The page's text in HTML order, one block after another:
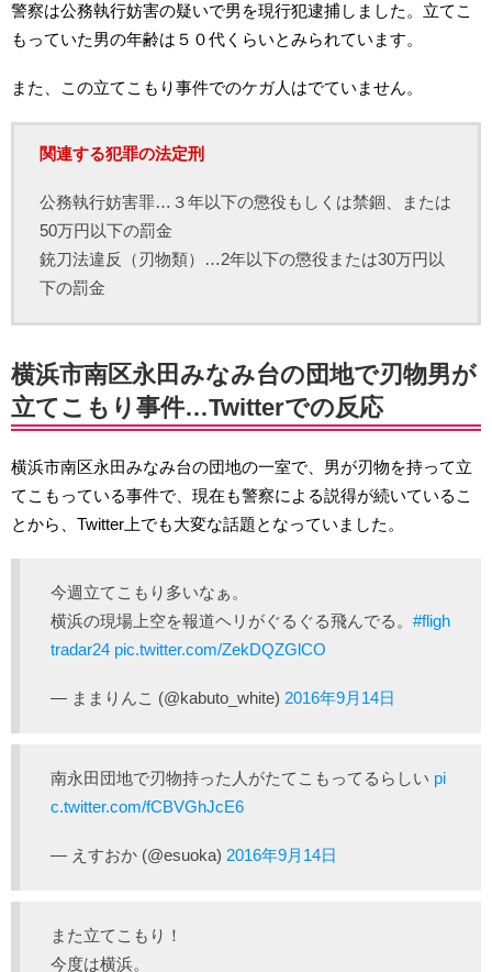
警察は公務執行妨害の疑いで男を現行犯逮捕しました。立てこ
もっていた男の年齢は５０代くらいとみられています。
また、この立てこもり事件でのケガ人はでていません。
関連する犯罪の法定刑
公務執行妨害罪…３年以下の懲役もしくは禁錮、または
50万円以下の罰金
銃刀法違反（刃物類）…2年以下の懲役または30万円以
下の罰金
横浜市南区永田みなみ台の団地で刃物男が
立てこもり事件…Twitterでの反応
横浜市南区永田みなみ台の団地の一室で、男が刃物を持って立
てこもっている事件で、現在も警察による説得が続いているこ
とから、Twitter上でも大変な話題となっていました。
今週立てこもり多いなぁ。
横浜の現場上空を報道ヘリがぐるぐる飛んでる。 #fligh
tradar24 pic.twitter.com/ZekDQZGlCO
— ままりんこ (@kabuto_white) 2016年9月14日
南永田団地で刃物持った人がたてこもってるらしい pi
c.twitter.com/fCBVGhJcE6
— えすおか (@esuoka) 2016年9月14日
また立てこもり！
今度は横浜。